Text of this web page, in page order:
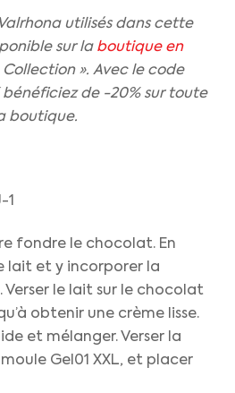
utilisés dans cette
sur la boutique en
». Avec le code
bénéficiez de -20% sur toute
boutique.
1
fondre le chocolat. En
lait et y incorporer la
le lait sur le chocolat
obtenir une crème lisse.
et mélanger. Verser la
Gel01 XXL, et placer